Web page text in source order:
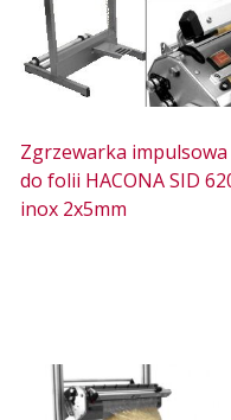
Zgrzewarka impulsowa
do folii HACONA SID
inox 2x5mm